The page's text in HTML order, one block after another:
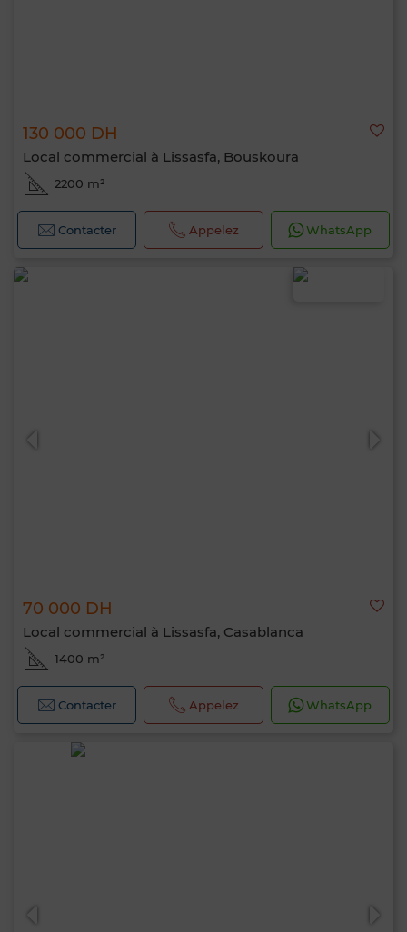
130 000 DH
Local commercial à Lissasfa, Bouskoura
2200 m²
Contacter Appelez WhatsApp
70 000 DH
Local commercial à Lissasfa, Casablanca
1400 m²
Contacter Appelez WhatsApp